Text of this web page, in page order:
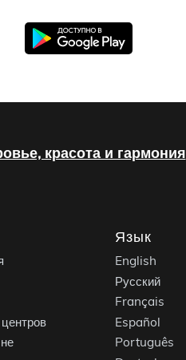
красота и гармония
Язык
English
Русский
Français
Español
Português